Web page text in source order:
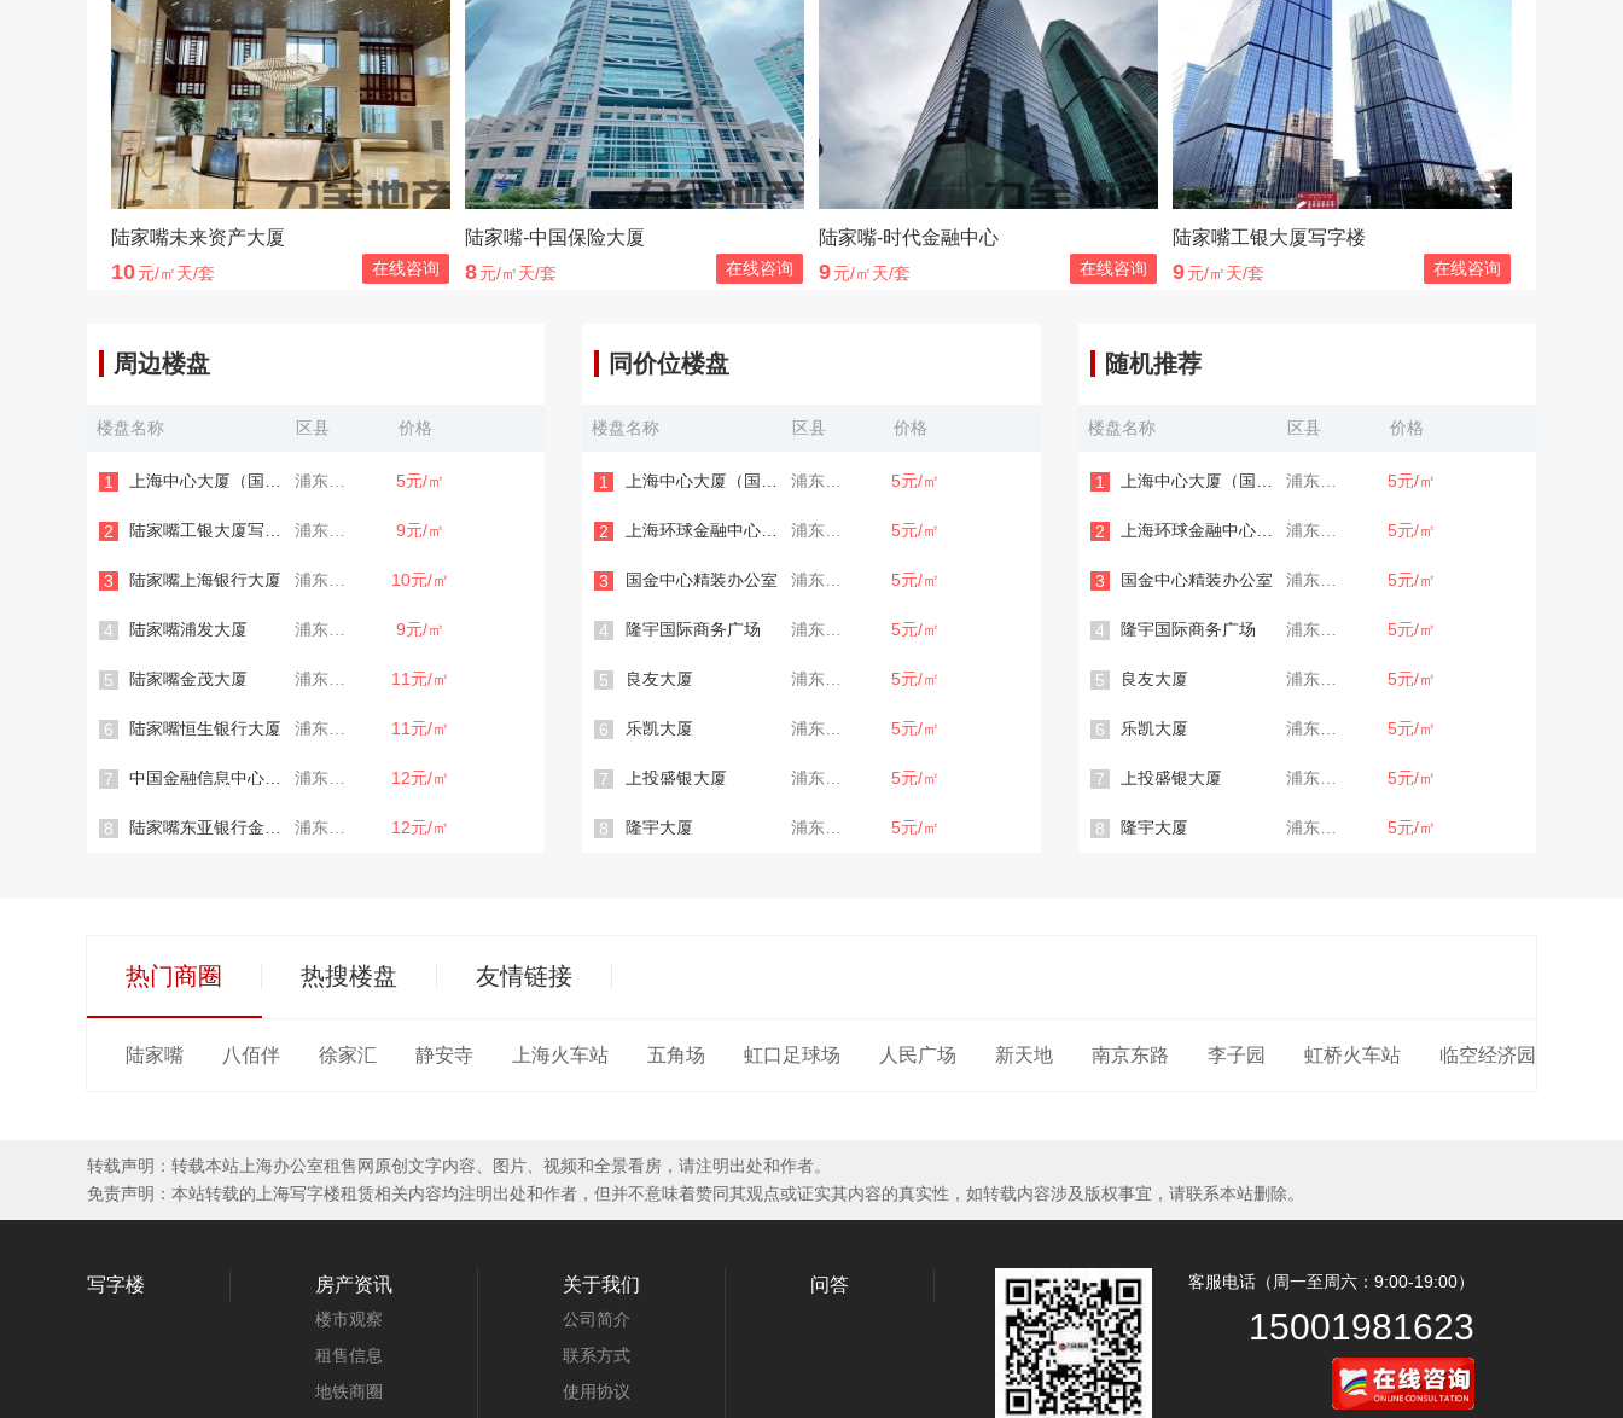
陆家嘴未来资产大厦
10元/㎡天/套 在线咨询
陆家嘴-中国保险大厦
8元/㎡天/套 在线咨询
陆家嘴-时代金融中心
9元/㎡天/套 在线咨询
陆家嘴工银大厦写字楼
9元/㎡天/套 在线咨询
周边楼盘
楼盘名称 区县 价格
1 5元/㎡
2 9元/㎡
3 陆家嘴上海银行大厦 10元/㎡
4 陆家嘴浦发大厦 9元/㎡
5 陆家嘴金茂大厦 11元/㎡
6 陆家嘴恒生银行大厦 11元/㎡
7 12元/㎡
8 12元/㎡
同价位楼盘
楼盘名称 区县 价格
1 浦东新区 5元/㎡
2 上海环球金融中心写字楼办公室 浦东新区 5元/㎡
3 国金中心精装办公室 浦东新区 5元/㎡
4 隆宇国际商务广场 浦东新区 5元/㎡
5 良友大厦 浦东新区 5元/㎡
6 乐凯大厦 浦东新区 5元/㎡
7 上投盛银大厦 浦东新区 5元/㎡
8 隆宇大厦 浦东新区 5元/㎡
随机推荐
楼盘名称 区县 价格
1 5元/㎡
2 5元/㎡
3 国金中心精装办公室 5元/㎡
4 隆宇国际商务广场 5元/㎡
5 良友大厦 5元/㎡
6 乐凯大厦 5元/㎡
7 上投盛银大厦 5元/㎡
8 隆宇大厦 5元/㎡
热门商圈 热搜楼盘 友情链接
陆家嘴 八佰伴 徐家汇 静安寺 上海火车站 五角场 虹口足球场 人民广场 新天地 南京东路 李子园 虹桥火车站 临空经济园
转载声明：转载本站上海办公室租售网原创文字内容、图片、视频和全景看房，请注明出处和作者。
免责声明：本站转载的上海写字楼租赁相关内容均注明出处和作者，但并不意味着赞同其观点或证实其内容的真实性，如转载内容涉及版权事宜，请联系本站删除。
写字楼 房产资讯
楼市观察
租售信息
地铁商圈
关于我们
公司简介
联系方式
使用协议
问答 客服电话（周一至周六：9:00-19:00）
15001981623